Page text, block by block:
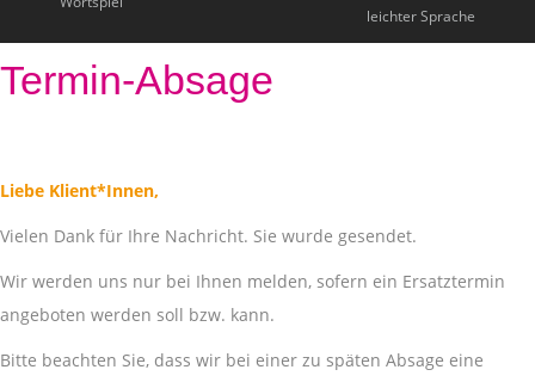
leichter Sprache
Termin-Absage
Liebe Klient*Innen,
Vielen Dank für Ihre Nachricht. Sie wurde gesendet.
Wir werden uns nur bei Ihnen melden, sofern ein Ersatztermin
angeboten werden soll bzw. kann.
Bitte beachten Sie, dass wir bei einer zu späten Absage eine